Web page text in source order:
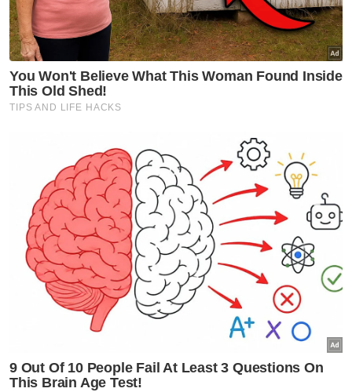
Kes Tikam Pelajar
PDRM
Artikel Disyorkan
Semasa
Pasangan suami isteri dilapor
hilang ditahan selepas serah
diri
Semasa
Leong Kiew Hau hilang 9 hari,